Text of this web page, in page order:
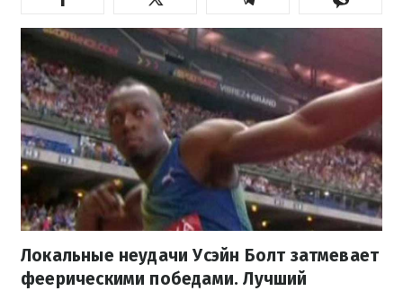
Локальные неудачи Усэйн Болт затмевает
феерическими победами. Лучший